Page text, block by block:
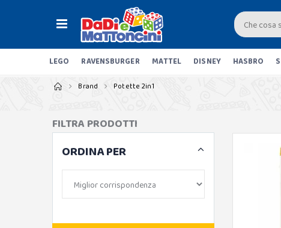
LEGO RAVENSBURGER MATTEL DISNEY HASBRO
Brand Potette 2in1
FILTRA PRODOTTI
ORDINA PER